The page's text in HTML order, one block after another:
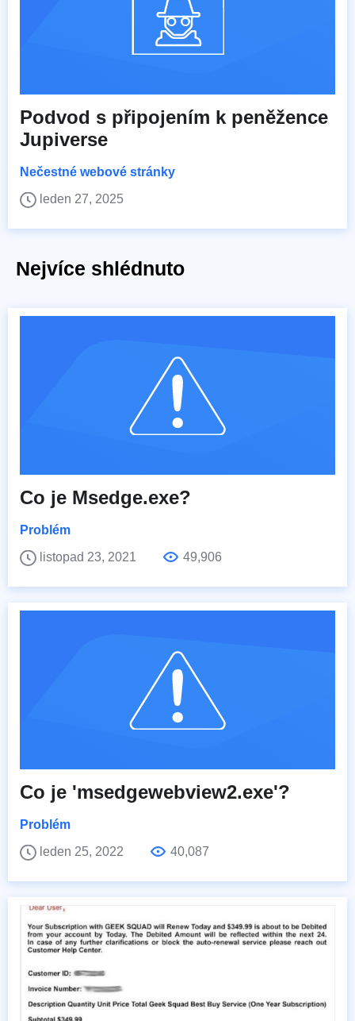
Podvod s připojením k peněžence
Jupiverse
Nečestné webové stránky
leden 27, 2025
Nejvíce shlédnuto
Co je Msedge.exe?
Problém
listopad 23, 2021
49,906
Co je 'msedgewebview2.exe'?
Problém
leden 25, 2022
40,087